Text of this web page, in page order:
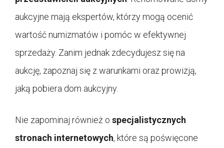
aukcyjne mają ekspertów, którzy mogą ocenić
wartość numizmatów i pomóc w efektywnej
sprzedaży. Zanim jednak zdecydujesz się na
aukcję, zapoznaj się z warunkami oraz prowizją,
jaką pobiera dom aukcyjny.
Nie zapominaj również o specjalistycznych
stronach internetowych, które są poświęcone